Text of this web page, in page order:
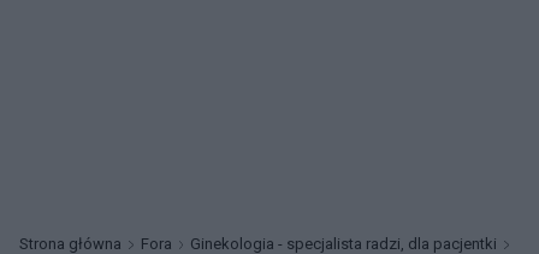
Strona główna Fora
Ginekologia - specjalista radzi, dla pacjentki